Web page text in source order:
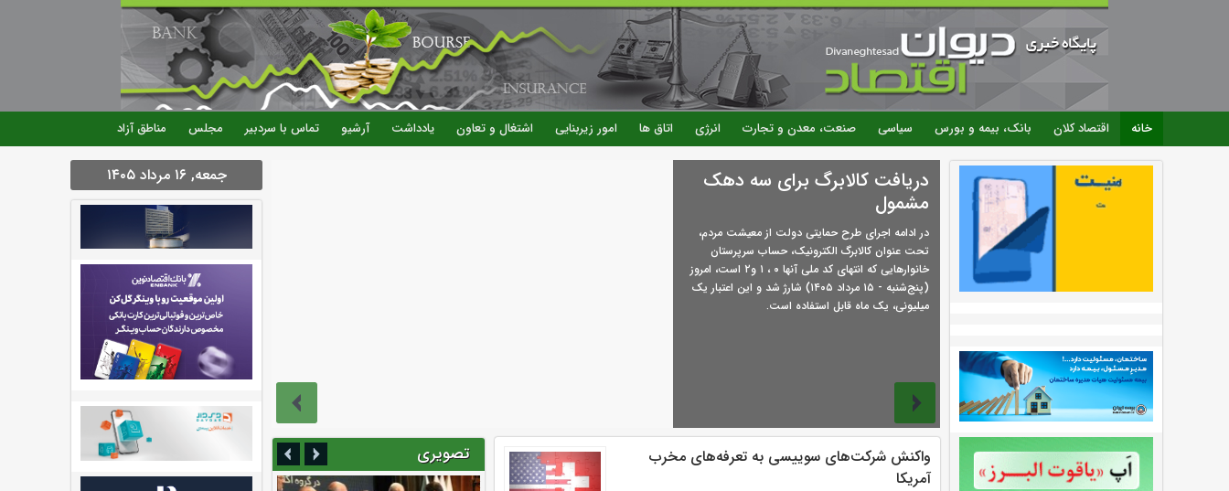
رفتن
به
محتوای
اصلی
خانه اقتصاد کلان بانک، بیمه و بورس سیاسی صنعت، معدن و تجارت انرژی اتاق ها امور زیربنایی اشتغال و تعاون یادداشت آرشیو تماس با سردبیر مجلس مناطق آزاد
دریافت کالابرگ برای سه دهک
مشمول
در ادامه اجرای طرح حمایتی دولت از معیشت مردم،
تحت عنوان کالابرگ الکترونیک، حساب سرپرستان
خانوارهایی که انتهای کد ملی آنها ۰ ، ۱ و۲ است، امروز
(پنج‌شنبه - ۱۵ مرداد ۱۴۰۵) شارژ شد و این اعتبار یک
میلیونی، یک ماه قابل استفاده است.
واکنش شرکت‌های سوییسی به تعرفه‌های مخرب
آمریکا
صفحه‌ها تصویری
جمعه, ۱۶ مرداد ۱۴۰۵